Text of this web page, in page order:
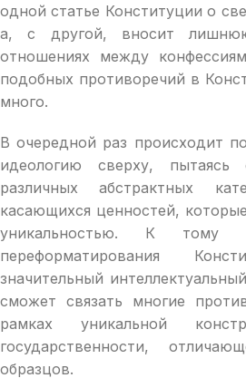
одной статье Конституции о
а, с другой, вносит
отношениях между
подобных противоречий в
много.
В очередной раз происходит
идеологию сверху, пытаясь
различных абстрактных
касающихся ценностей,
уникальностью. К
переформатирования
значительный
сможет связать многие
рамках уникальной
государственности,
образцов.